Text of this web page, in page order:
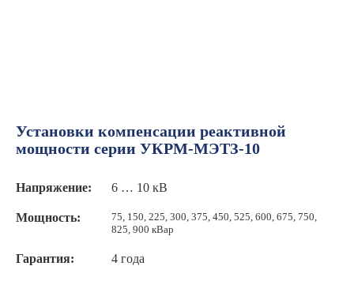
Установки компенсации реактивной
мощности серии УКРМ-МЭТЗ-10
Напряжение: 6 … 10 кВ
Мощность:
75, 150, 225, 300, 375, 450, 525, 600, 675, 750,
825, 900 кВар
Гарантия: 4 года